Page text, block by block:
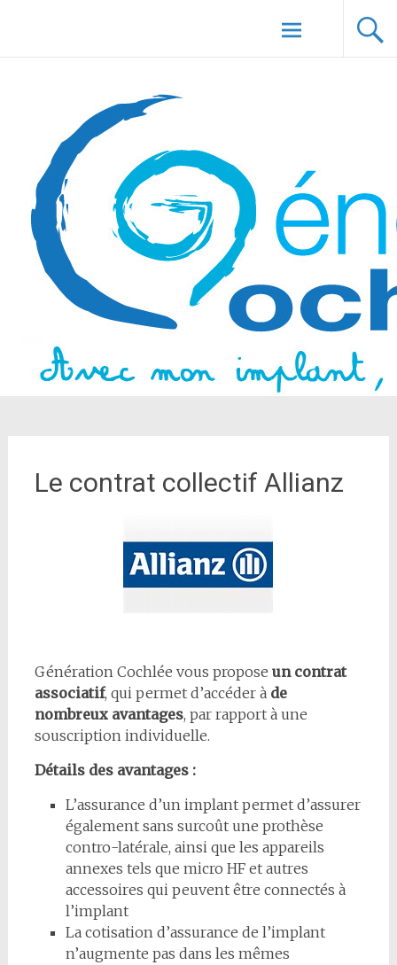
Aller au
contenu
principal
Le contrat collectif Allianz
Génération Cochlée vous propose un contrat
associatif, qui permet d’accéder à de
nombreux avantages, par rapport à une
souscription individuelle.
Détails des avantages :
L’assurance d’un implant permet d’assurer
également sans surcoût une prothèse
contro-latérale, ainsi que les appareils
annexes tels que micro HF et autres
accessoires qui peuvent être connectés à
l’implant
La cotisation d’assurance de l’implant
n’augmente pas dans les mêmes